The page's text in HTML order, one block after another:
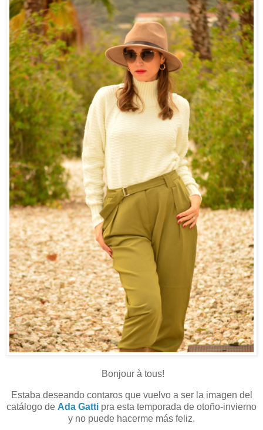
Bonjour à tous!
Estaba deseando contaros que vuelvo a ser la imagen del
catálogo de Ada Gatti pra esta temporada de otoño-invierno
y no puede hacerme más feliz.